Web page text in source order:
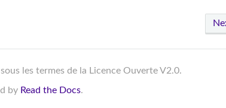
les termes de la Licence Ouverte V2.0.
by Read the Docs.